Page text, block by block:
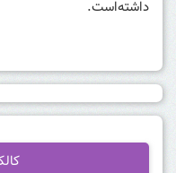
داشته‌است.